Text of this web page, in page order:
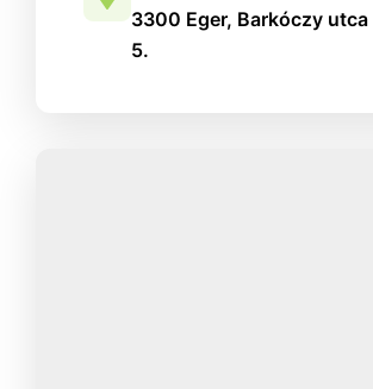
3300 Eger, Barkóczy
5.